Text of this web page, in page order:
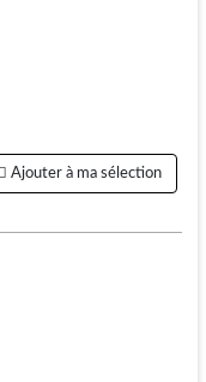
Ajouter à ma sélection